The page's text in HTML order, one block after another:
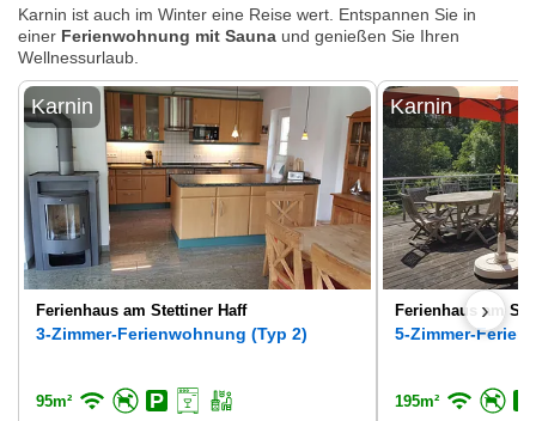
Karnin ist auch im Winter eine Reise wert. Entspannen Sie in
einer Ferienwohnung mit Sauna und genießen Sie Ihren
Wellnessurlaub.
Karnin
Ferienhaus am Stettiner Haff
3-Zimmer-Ferienwohnung (Typ 2)
95m²
Karnin
Ferienhaus am
5-Zimmer-
195m²
›